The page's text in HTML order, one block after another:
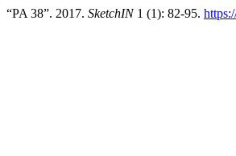
“PA 38”. 2017. SketchIN1 (1): 82-95.